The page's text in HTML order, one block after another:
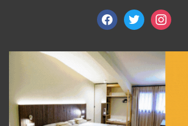
facebooktwitterinstagram